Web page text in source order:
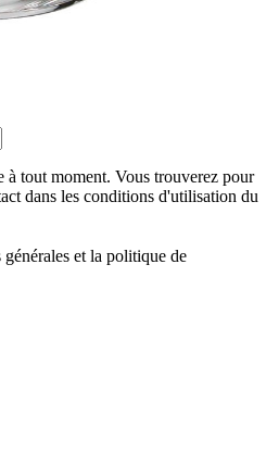
à tout moment. Vous trouverez pour
dans les conditions d'utilisation du
et la politique de